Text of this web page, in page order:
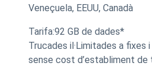
Veneçuela, EEUU, Canadà
Tarifa:92 GB de dades*
Trucades il·Limitades a fixes
sense cost d’establiment de